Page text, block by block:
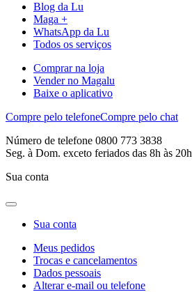
Blog da Lu
Maga +
WhatsApp da Lu
Todos os serviços
Comprar na loja
Vender no Magalu
Baixe o aplicativo
Compre pelo telefoneCompre pelo chat
Número de telefone 0800 773 3838
Seg. à Dom. exceto feriados das 8h às 20h
Sua conta
Sua conta
Meus pedidos
Trocas e cancelamentos
Dados pessoais
Alterar e-mail ou telefone